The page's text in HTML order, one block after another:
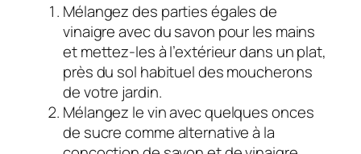
Mélangez des parties égales de
vinaigre avec du savon pour les mains
et mettez-les à l’extérieur dans un plat,
près du sol habituel des moucherons
de votre jardin.
Mélangez le vin avec quelques onces
de sucre comme alternative à la